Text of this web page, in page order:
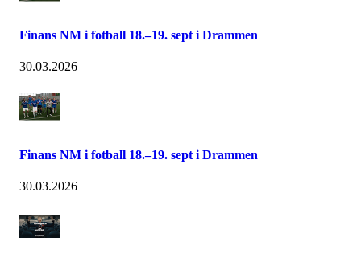
Finans NM i fotball 18.–19. sept i Drammen
30.03.2026
Finans NM i fotball 18.–19. sept i Drammen
30.03.2026